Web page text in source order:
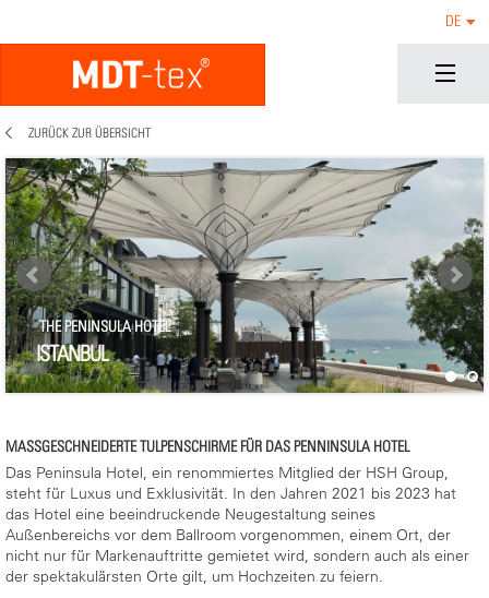
DE
ZURÜCK ZUR ÜBERSICHT
THE PENINSULA HOTEL
ISTANBUL
MASSGESCHNEIDERTE TULPENSCHIRME FÜR DAS PENNINSULA HOTEL
Das Peninsula Hotel, ein renommiertes Mitglied der HSH Group,
steht für Luxus und Exklusivität. In den Jahren 2021 bis 2023 hat
das Hotel eine beeindruckende Neugestaltung seines
Außenbereichs vor dem Ballroom vorgenommen, einem Ort, der
nicht nur für Markenauftritte gemietet wird, sondern auch als einer
der spektakulärsten Orte gilt, um Hochzeiten zu feiern.